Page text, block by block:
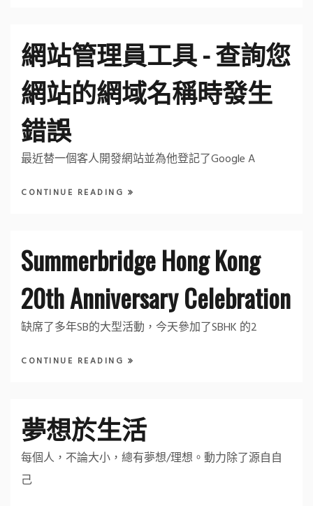
網站管理員工具 - 查詢您
網站的網域名稱時發生
錯誤
最近替一個客人開發網站並為他登記了Google A
CONTINUE READING
Summerbridge Hong Kong
20th Anniversary Celebration
缺席了多年SB的大型活動，今天參加了SBHK 的2
CONTINUE READING
夢想於生活
每個人，不論大小，總有夢想/理想。動力除了源自自
己